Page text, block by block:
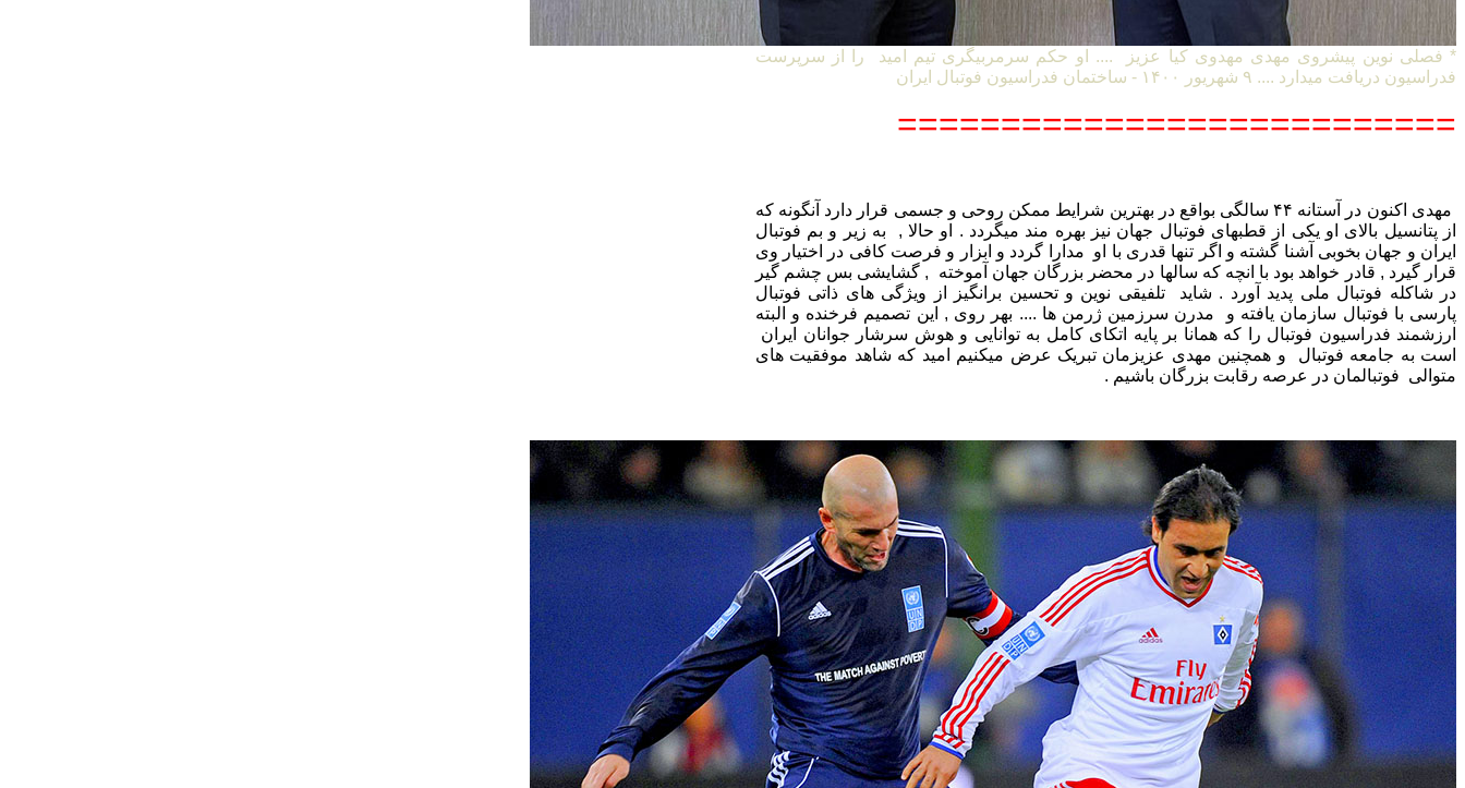
* فصلی نوین پیشروی مهدی مهدوی کیا عزیز .... او حکم سرمربیگری تیم امید را از سرپرست
فدراسیون دریافت میدارد .... ۹ شهریور ۱۴۰۰ - ساختمان فدراسیون فوتبال ایران
===========================
مهدی اکنون در آستانه ۴۴ سالگی بواقع در بهترین شرایط ممکن روحی و جسمی قرار دارد آنگونه که
از پتانسیل بالای او یکی از قطبهای فوتبال جهان نیز بهره مند میگردد . او حالا , به زیر و بم فوتبال
ایران و جهان بخوبی آشنا گشته و اگر تنها قدری با او مدارا گردد و ابزار و فرصت کافی در اختیار وی
قرار گیرد , قادر خواهد بود با انچه که سالها در محضر بزرگان جهان آموخته , گشایشی بس چشم گیر
در شاکله فوتبال ملی پدید آورد . شاید تلفیقی نوین و تحسین برانگیز از ویژگی های ذاتی فوتبال
پارسی با فوتبال سازمان یافته و مدرن سرزمین ژرمن ها .... بهر روی , این تصمیم فرخنده و البته
ارزشمند فدراسیون فوتبال را که همانا بر پایه اتکای کامل به توانایی و هوش سرشار جوانان ایران
است به جامعه فوتبال و همچنین مهدی عزیزمان تبریک عرض میکنیم امید که شاهد موفقیت های
متوالی فوتبالمان در عرصه رقابت بزرگان باشیم .